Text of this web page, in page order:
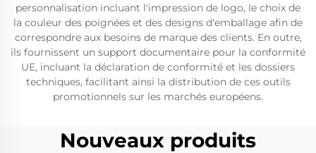
personnalisation incluant l'impression de logo, le choix de
la couleur des poignées et des designs d'emballage afin de
correspondre aux besoins de marque des clients. En outre,
ils fournissent un support documentaire pour la conformité
UE, incluant la déclaration de conformité et les dossiers
techniques, facilitant ainsi la distribution de ces outils
promotionnels sur les marchés européens.
Nouveaux produits